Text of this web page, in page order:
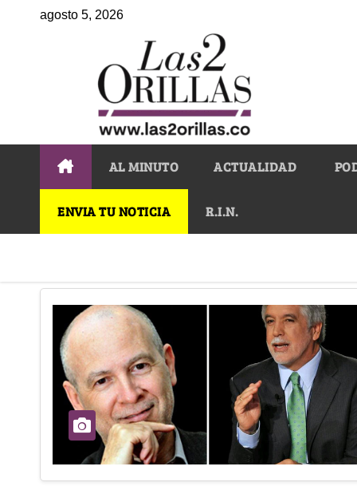
agosto 5, 2026
AL MINUTO ACTUALIDAD
ENVIA TU NOTICIA R.I.N.